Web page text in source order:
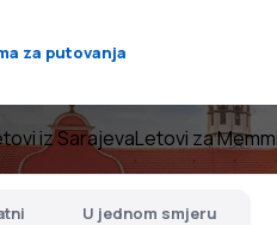
za putovanja
iz SarajevaLetovi za
U jednom smjeru